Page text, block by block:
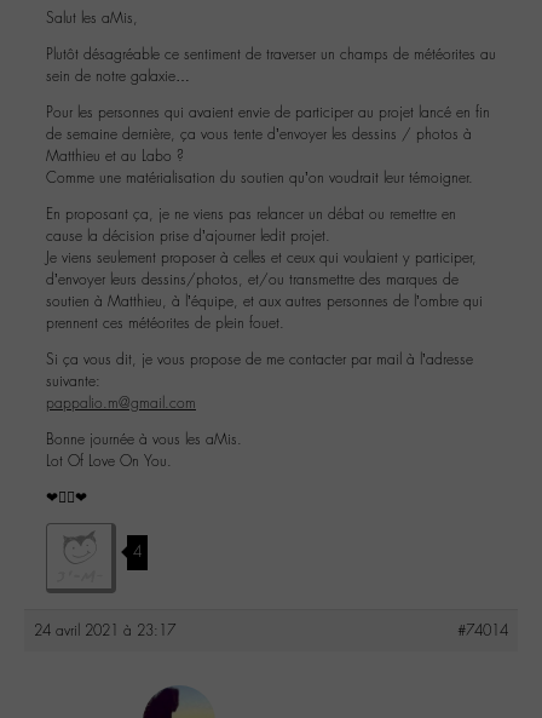
Salut les aMis,
Plutôt désagréable ce sentiment de traverser un champs de météorites au
sein de notre galaxie…
Pour les personnes qui avaient envie de participer au projet lancé en fin
de semaine dernière, ça vous tente d’envoyer les dessins / photos à
Matthieu et au Labo ?
Comme une matérialisation du soutien qu’on voudrait leur témoigner.
En proposant ça, je ne viens pas relancer un débat ou remettre en
cause la décision prise d’ajourner ledit projet.
Je viens seulement proposer à celles et ceux qui voulaient y participer,
d’envoyer leurs dessins/photos, et/ou transmettre des marques de
soutien à Matthieu, à l’équipe, et aux autres personnes de l’ombre qui
prennent ces météorites de plein fouet.
Si ça vous dit, je vous propose de me contacter par mail à l’adresse
suivante:
pappalio.m@gmail.com
Bonne journée à vous les aMis.
Lot Of Love On You.
❤✊🏻❤
4
24 avril 2021 à 23:17 #74014